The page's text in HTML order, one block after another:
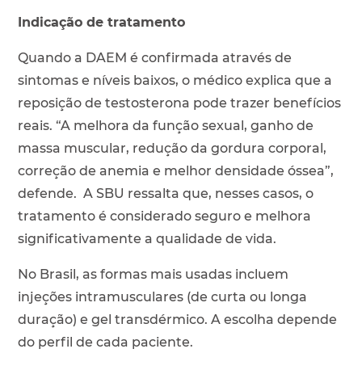
Indicação de tratamento
Quando a DAEM é confirmada através de
sintomas e níveis baixos, o médico explica que a
reposição de testosterona pode trazer benefícios
reais. “A melhora da função sexual, ganho de
massa muscular, redução da gordura corporal,
correção de anemia e melhor densidade óssea”,
defende. A SBU ressalta que, nesses casos, o
tratamento é considerado seguro e melhora
significativamente a qualidade de vida.
No Brasil, as formas mais usadas incluem
injeções intramusculares (de curta ou longa
duração) e gel transdérmico. A escolha depende
do perfil de cada paciente.